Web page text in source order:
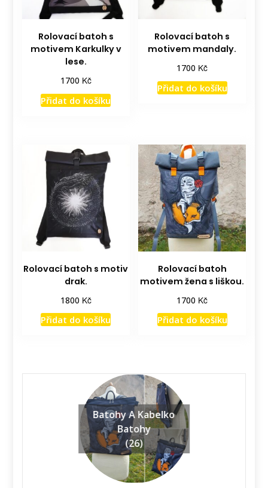
Rolovací batoh s
motivem Karkulky v
lese.
1700 Kč
Přidat do košíku
Rolovací batoh s
motivem mandaly.
1700 Kč
Přidat do košíku
Rolovací batoh s motiv
drak.
1800 Kč
Přidat do košíku
Rolovací batoh
motivem žena s liškou.
1700 Kč
Přidat do košíku
Batohy A Kabelko
Batohy
(26)